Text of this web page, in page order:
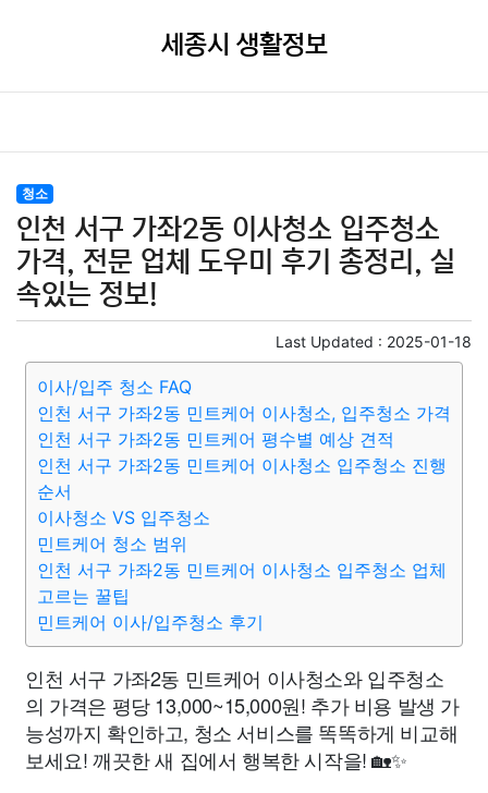
세종시 생활정보
청소
인천 서구 가좌2동 이사청소 입주청소
가격, 전문 업체 도우미 후기 총정리, 실
속있는 정보!
Last Updated : 2025-01-18
이사/입주 청소 FAQ
인천 서구 가좌2동 민트케어 이사청소, 입주청소 가격
인천 서구 가좌2동 민트케어 평수별 예상 견적
인천 서구 가좌2동 민트케어 이사청소 입주청소 진행
순서
이사청소 VS 입주청소
민트케어 청소 범위
인천 서구 가좌2동 민트케어 이사청소 입주청소 업체
고르는 꿀팁
민트케어 이사/입주청소 후기
인천 서구 가좌2동 민트케어 이사청소와 입주청소
의 가격은 평당 13,000~15,000원! 추가 비용 발생 가
능성까지 확인하고, 청소 서비스를 똑똑하게 비교해
보세요! 깨끗한 새 집에서 행복한 시작을! 🏡✨